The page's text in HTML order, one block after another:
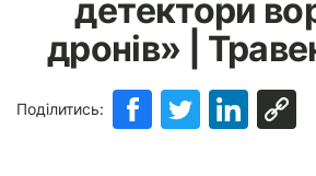
детектори
дронів» |
Поділитись: